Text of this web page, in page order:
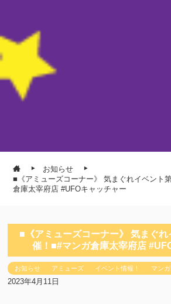
お知らせ
■《アミューズコーナー》 気まぐれイベント
倉庫太宰府店 #UFOキャッチャー
■《アミューズコーナー》 気まぐれ
催！■#マンガ倉庫太宰府店
お知らせ アミューズ イベント情報！ マン
2023年4月11日